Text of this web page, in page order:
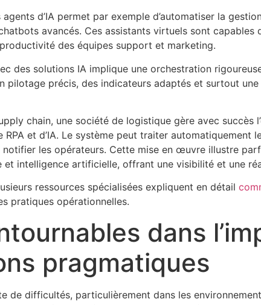
d’IA permet par exemple d’automatiser la
avancés. Ces assistants virtuels sont
des équipes support et marketing.
des solutions IA implique une orchestration
pilotage précis, des indicateurs adaptés et surtout
chain, une société de logistique gère avec succès
et d’IA. Le système peut traiter automatiquement
les opérateurs. Cette mise en œuvre illustre
et intelligence artificielle, offrant une visibilité et une
ressources spécialisées expliquent en détail
pratiques opérationnelles.
dans
pragmatiques
de difficultés, particulièrement dans les